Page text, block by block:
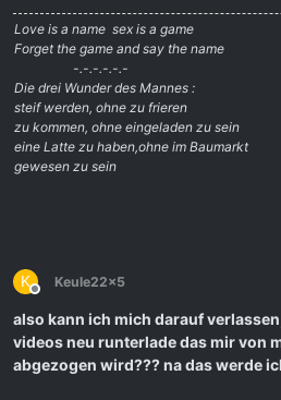
Love is a name  sex is a game
Forget the game and say the name
-.-.-.-.-.-
Die drei Wunder des Mannes :
steif werden, ohne zu frieren
zu kommen, ohne eingeladen zu sein
eine Latte zu haben,ohne im Baumarkt
gewesen zu sein
K
Offline
Keule22x5
also kann ich mich darauf
videos neu runterlade das mir von
abgezogen wird??? na das werde